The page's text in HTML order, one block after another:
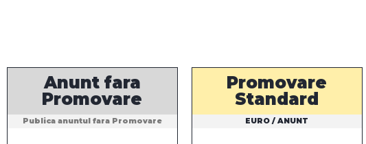
Anunt fara
Promovare
Publica anuntul fara Promovare
Promovare
Standard
EURO / ANUNT